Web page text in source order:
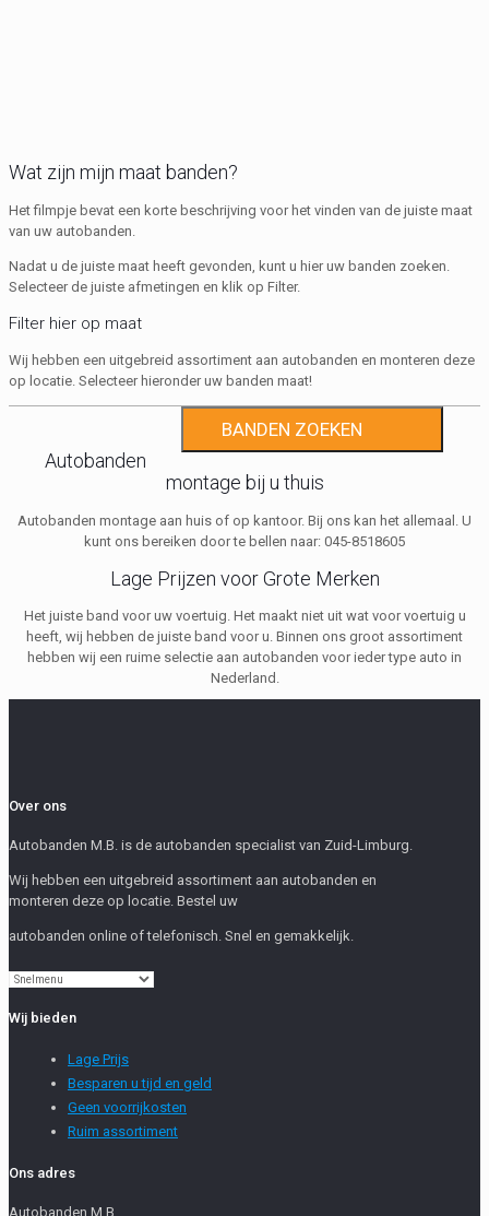
Wat zijn mijn maat banden?
Het filmpje bevat een korte beschrijving voor het vinden van de juiste maat
van uw autobanden.
Nadat u de juiste maat heeft gevonden, kunt u hier uw banden zoeken.
Selecteer de juiste afmetingen en klik op Filter.
Filter hier op maat
Wij hebben een uitgebreid assortiment aan autobanden en monteren deze
op locatie. Selecteer hieronder uw banden maat!
Autobanden
montage bij u thuis
Autobanden montage aan huis of op kantoor. Bij ons kan het allemaal. U
kunt ons bereiken door te bellen naar: 045-8518605
Lage Prijzen voor Grote Merken
Het juiste band voor uw voertuig. Het maakt niet uit wat voor voertuig u
heeft, wij hebben de juiste band voor u. Binnen ons groot assortiment
hebben wij een ruime selectie aan autobanden voor ieder type auto in
Nederland.
Over ons
Autobanden M.B. is de autobanden specialist van Zuid-Limburg.
Wij hebben een uitgebreid assortiment aan autobanden en
monteren deze op locatie. Bestel uw
autobanden online of telefonisch. Snel en gemakkelijk.
Wij bieden
Lage Prijs
Besparen u tijd en geld
Geen voorrijkosten
Ruim assortiment
Ons adres
Autobanden M.B.